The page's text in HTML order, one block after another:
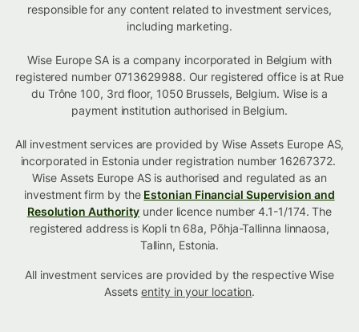
responsible for any content related to investment services,
including marketing.
Wise Europe SA is a company incorporated in Belgium with
registered number 0713629988. Our registered office is at Rue
du Trône 100, 3rd floor, 1050 Brussels, Belgium. Wise is a
payment institution authorised in Belgium.
All investment services are provided by Wise Assets Europe AS,
incorporated in Estonia under registration number 16267372.
Wise Assets Europe AS is authorised and regulated as an
investment firm by the Estonian Financial Supervision and
Resolution Authority under licence number 4.1-1/174. The
registered address is Kopli tn 68a, Põhja-Tallinna linnaosa,
Tallinn, Estonia.
All investment services are provided by the respective Wise
Assetsentity in your location.